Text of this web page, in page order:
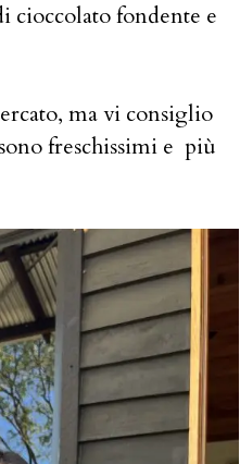
cioccolato fondente e
ma vi consiglio
freschissimi e più